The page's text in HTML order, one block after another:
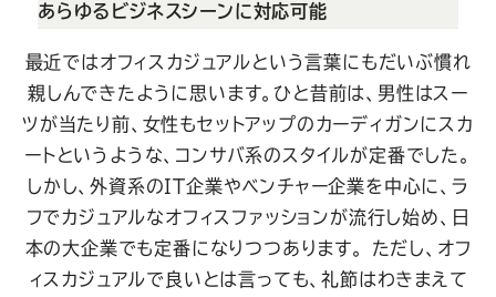
あらゆるビジネスシーンに対応可能
最近ではオフィスカジュアルという言葉にもだいぶ慣れ
親しんできたように思います。ひと昔前は、男性はスー
ツが当たり前、女性もセットアップのカーディガンにスカ
ートというような、コンサバ系のスタイルが定番でした。
しかし、外資系のIT企業やベンチャー企業を中心に、ラ
フでカジュアルなオフィスファッションが流行し始め、日
本の大企業でも定番になりつつあります。 ただし、オフ
ィスカジュアルで良いとは言っても、礼節はわきまえて